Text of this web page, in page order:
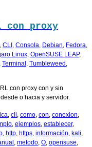
con proxy
, CLI , Consola, Debian, Fedora,
Linux, OpenSUSE LEAP,
, Terminal , Tumbleweed ,
con proxy con y sin
o hacia y servidor.
, cli, como, con, conexion,
, ejemplos, establecer,
, http, https, información, kali,
, metodo, O, opensuse,